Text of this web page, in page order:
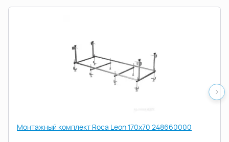
Монтажный комплект Roca Leon 170х70 248660000